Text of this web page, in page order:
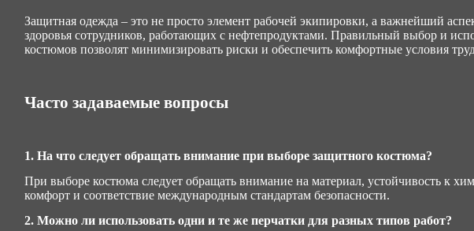
Защитная одежда – это не просто элемент рабочей экипировки, а важнейший
здоровья сотрудников, работающих с нефтепродуктами. Правильный выбор и
костюмов позволят минимизировать риски и обеспечить комфортные условия
Часто задаваемые вопросы
1. На что следует обращать внимание при выборе защитного костюма?
При выборе костюма следует обращать внимание на материал, устойчивость к
комфорт и соответствие международным стандартам безопасности.
2. Можно ли использовать одни и те же перчатки для разных типов работ?